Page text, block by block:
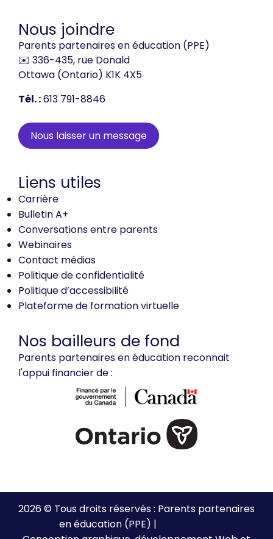
Nous joindre
Parents partenaires en éducation (PPE)
✉️ 336-435, rue Donald
Ottawa (Ontario) K1K 4X5
Tél. :613 791-8846
Nous laisser un message
Liens utiles
Carrière
Bulletin A+
Conversations entre parents
Webinaires
Contact médias
Politique de confidentialité
Politique d’accessibilité
Plateforme de formation virtuelle
Nos bailleurs de fond
Parents partenaires en éducation reconnait
l'appui financier de :
2026 © Tous droits réservés : Parents partenaires
en éducation (PPE) |